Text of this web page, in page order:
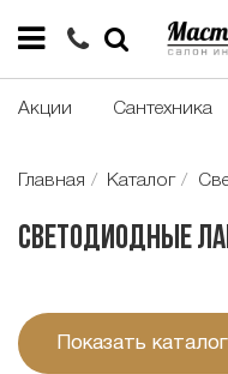
Акции Сантехника
Главная Каталог
Светодиодные
Показать каталог